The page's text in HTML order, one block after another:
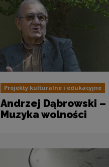
Projekty kulturalne i edukacyjne
Andrzej Dąbrowski –
Muzyka wolności